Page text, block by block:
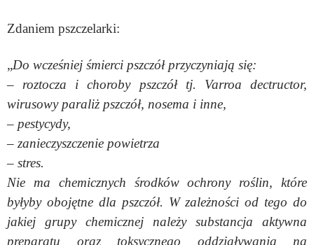
Zdaniem pszczelarki:
„Do wcześniej śmierci pszczół przyczyniają się:
– roztocza i choroby pszczół tj. Varroa dectructor,
wirusowy paraliż pszczół, nosema i inne,
– pestycydy,
– zanieczyszczenie powietrza
– stres.
Nie ma chemicznych środków ochrony roślin, które
byłyby obojętne dla pszczół. W zależności od tego do
jakiej grupy chemicznej należy substancja aktywna
preparatu oraz toksycznego oddziaływania na